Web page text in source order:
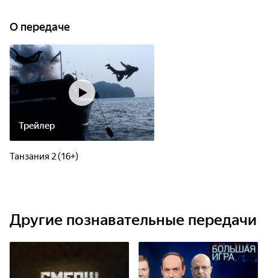
О передаче
Трейлер
Танзания 2 (16+)
Другие познавательные передачи